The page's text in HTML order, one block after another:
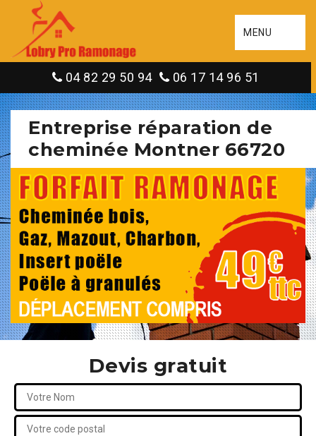
MENU
04 82 29 50 94 06 17 14 96 51
Entreprise réparation de
cheminée Montner 66720
Devis gratuit